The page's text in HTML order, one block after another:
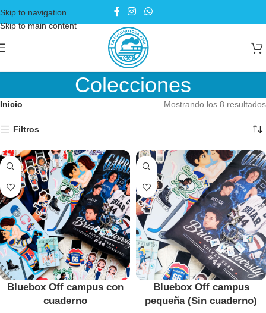
Skip to navigation
Skip to main content
Colecciones
Inicio Mostrando los 8 resultados
Filtros
Bluebox Off campus con
cuaderno
Bluebox Off campus
pequeña (Sin cuaderno)